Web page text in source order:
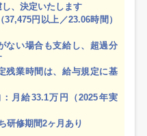
、決定いたします
円以上／23.06時間）
ない場合も支給し、超過分
残業時間は、給与規定に基
月給33.1万円（2025年実
研修期間2ヶ月あり